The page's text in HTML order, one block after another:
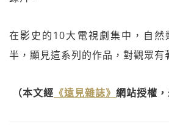
在影史的10大電視劇集中，自
半，顯見這系列的作品，對觀眾有
（本文經 《遠見雜誌》 網站授權，